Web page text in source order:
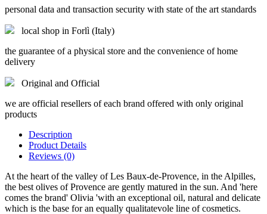
personal data and transaction security with state of the art standards
local shop in Forlì (Italy)
the guarantee of a physical store and the convenience of home
delivery
Original and Official
we are official resellers of each brand offered with only original
products
Description
Product Details
Reviews (0)
At the heart of the valley of Les Baux-de-Provence, in the Alpilles,
the best olives of Provence are gently matured in the sun. And 'here
comes the brand' Olivia 'with an exceptional oil, natural and delicate
which is the base for an equally qualitatevole line of cosmetics.